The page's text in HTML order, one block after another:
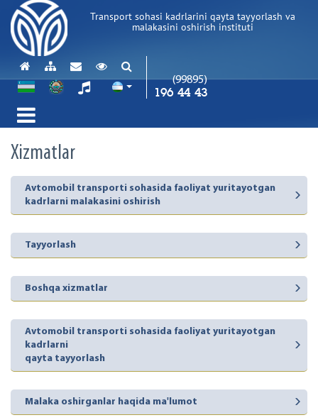
Transport sohasi kadrlarini qayta tayyorlash va
malakasini oshirish instituti
(99895)
196 44 43
Xizmatlar
Avtomobil transporti sohasida faoliyat yuritayotgan
kadrlarni malakasini oshirish
Tayyorlash
Boshqa xizmatlar
Avtomobil transporti sohasida faoliyat yuritayotgan
kadrlarni
qayta tayyorlash
Malaka oshirganlar haqida ma'lumot